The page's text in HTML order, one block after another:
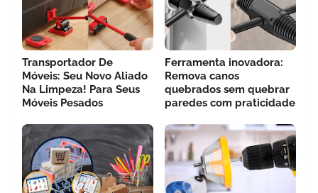
Transportador De
Móveis: Seu Novo Aliado
Na Limpeza! Para Seus
Móveis Pesados
Ferramenta inovadora:
Remova canos
quebrados sem quebrar
paredes com praticidade